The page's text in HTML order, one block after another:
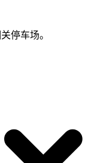
停车场。